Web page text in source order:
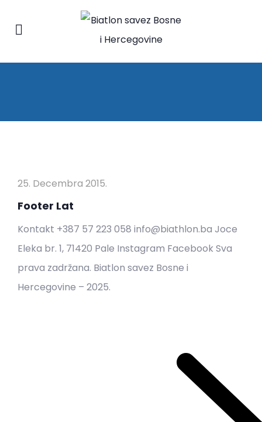
25. Decembra 2015.
Footer Lat
Kontakt +387 57 223 058 info@biathlon.ba Joce
Eleka br. 1, 71420 Pale Instagram Facebook Sva
prava zadržana. Biatlon savez Bosne i
Hercegovine – 2025.